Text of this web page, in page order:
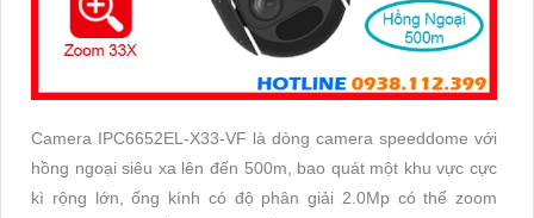
Camera IPC6652EL-X33-VF là dòng camera speeddome với
hồng ngoại siêu xa lên đến 500m, bao quát một khu vực cực
kì rộng lớn, ống kính có độ phân giải 2.0Mp có thể zoom